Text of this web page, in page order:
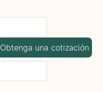
Obtenga una cotización